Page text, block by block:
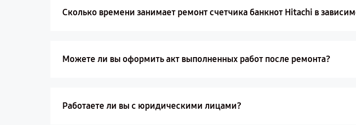
Сколько времени занимает ремонт счетчика банкнот Hitachi в
Можете ли вы оформить акт выполненных работ после ремонта?
Работаете ли вы с юридическими лицами?